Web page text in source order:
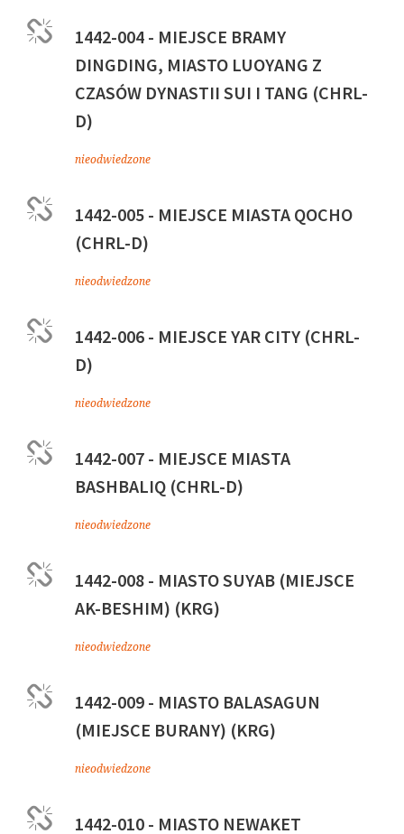
1442-004 - MIEJSCE BRAMY
DINGDING, MIASTO LUOYANG Z
CZASÓW DYNASTII SUI I TANG (CHRL-
D)
nieodwiedzone
1442-005 - MIEJSCE MIASTA QOCHO
(CHRL-D)
nieodwiedzone
1442-006 - MIEJSCE YAR CITY (CHRL-
D)
nieodwiedzone
1442-007 - MIEJSCE MIASTA
BASHBALIQ (CHRL-D)
nieodwiedzone
1442-008 - MIASTO SUYAB (MIEJSCE
AK-BESHIM) (KRG)
nieodwiedzone
1442-009 - MIASTO BALASAGUN
(MIEJSCE BURANY) (KRG)
nieodwiedzone
1442-010 - MIASTO NEWAKET